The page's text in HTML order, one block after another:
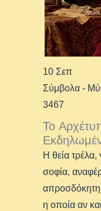
10 Σεπ
Σύμβολα -
3467
Το
Η θεία
σοφία,
η οποία αν